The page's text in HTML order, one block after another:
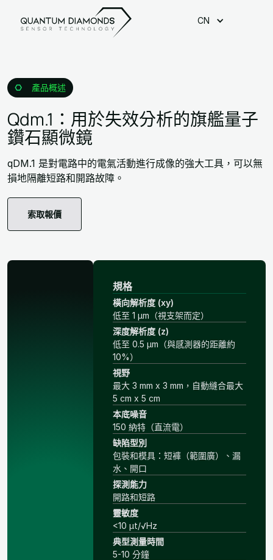
CN
產品概述
Qdm.1：用於失效分析的旗艦量子
鑽石顯微鏡
qDM.1 是對電路中的電氣活動進行成像的強大工具，可以無
損地隔離短路和開路故障。
索取報價
規格
橫向解析度 (xy)
低至 1 μm（視支架而定）
深度解析度 (z)
低至 0.5 μm（與感測器的距離約
10%）
視野
最大 3 mm x 3 mm，自動縫合最大
5 cm x 5 cm
本底噪音
150 納特（直流電）
缺陷型別
包裝和模具：短褲（範圍廣）、漏
水、開口
探測能力
開路和短路
靈敏度
<10 μt/√Hz
典型測量時間
5-10 分鐘